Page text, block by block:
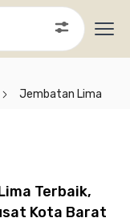
Jembatan Lima
Terbaik,
Kota Barat